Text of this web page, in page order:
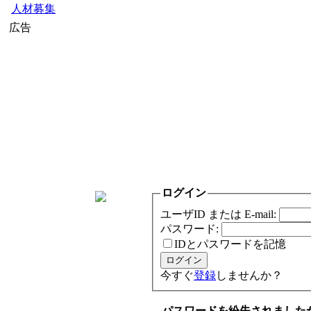
人材募集
広告
ログイン
ユーザID または E-mail:
パスワード:
IDとパスワードを記憶
今すぐ登録しませんか？